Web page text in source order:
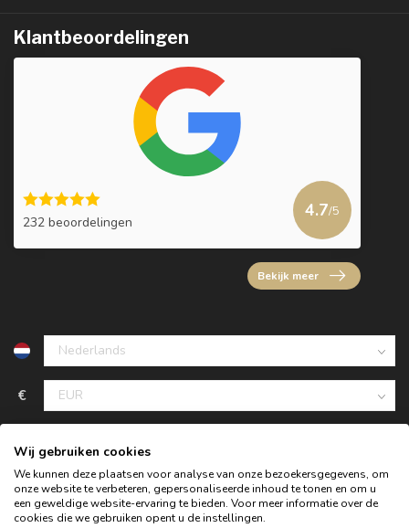
Klantbeoordelingen
232 beoordelingen
4.7/5
Bekijk meer
€
Wij gebruiken cookies
We kunnen deze plaatsen voor analyse van onze bezoekersgegevens, om
onze website te verbeteren, gepersonaliseerde inhoud te tonen en om u
een geweldige website-ervaring te bieden. Voor meer informatie over de
cookies die we gebruiken opent u de instellingen.